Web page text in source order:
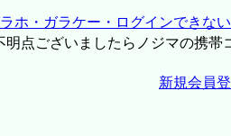
ホ・ガラケー・ログインできな
点ございましたらノジマの携帯
新規会員